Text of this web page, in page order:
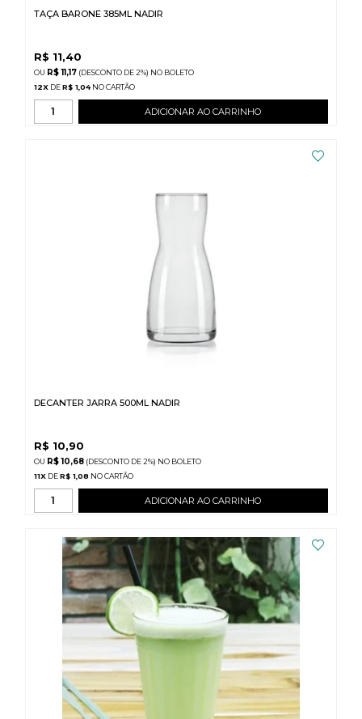
TAÇA BARONE 385ML NADIR
R$ 11,40
R$ 11,17 (DESCONTO DE 2%) NO BOLETO
12X DE R$ 1,04
ADICIONAR AO CARRINHO
DECANTER JARRA 500ML NADIR
R$ 10,90
R$ 10,68 (DESCONTO DE 2%) NO BOLETO
11X DE R$ 1,08
ADICIONAR AO CARRINHO